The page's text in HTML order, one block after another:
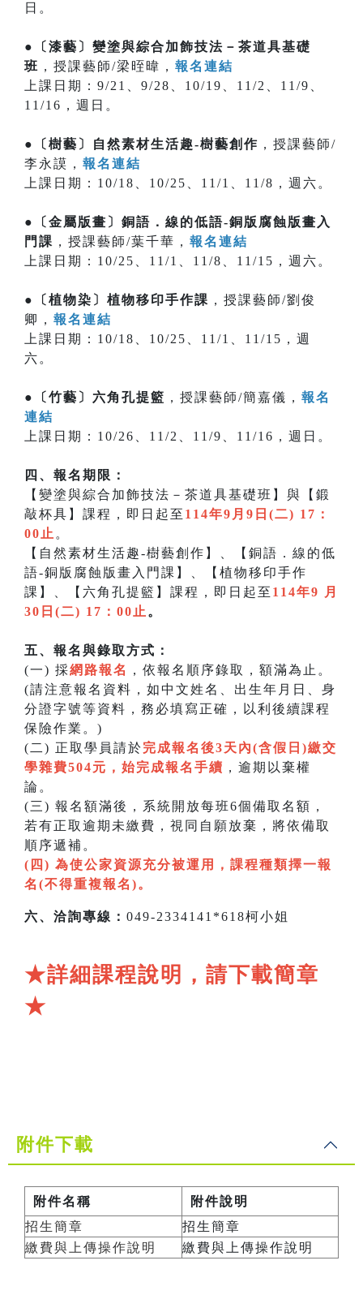
日。
●〔漆藝〕變塗與綜合加飾技法－茶道具基礎
班 ，授課藝師/梁晊暐， 報名連結
上課日期：9/21、9/28、10/19、11/2、11/9、
11/16，週日。
●〔樹藝〕自然素材生活趣-樹藝創作 ，授課藝師/
李永謨， 報名連結
上課日期：10/18、10/25、11/1、11/8，週六。
●〔金屬版畫〕銅語．線的低語-銅版腐蝕版畫入
門課 ，授課藝師/葉千華， 報名連結
上課日期：10/25、11/1、11/8、11/15，週六。
●〔植物染〕植物移印手作課 ，授課藝師/劉俊
卿， 報名連結
上課日期：10/18、10/25、11/1、11/15，週
六。
●〔竹藝〕六角孔提籃 ，授課藝師/簡嘉儀， 報名
連結
上課日期：10/26、11/2、11/9、11/16，週日。
四、報名期限：
【變塗與綜合加飾技法－茶道具基礎班】與【鍛
敲杯具】課程，即日起至 114年9月9日(二) 17：
00止 。
【自然素材生活趣-樹藝創作】、【銅語．線的低
語-銅版腐蝕版畫入門課】、【植物移印手作
課】、【六角孔提籃】課程，即日起至 114年9 月
30日(二) 17：00止 。
五、報名與錄取方式：
(一) 採網路報名
，依報名順序錄取，額滿為止。
(請注意報名資料，如中文姓名、出生年月日、身
分證字號等資料，務必填寫正確，以利後續課程
保險作業。)
(二) 正取學員請於完成報名後3天內(含假日)繳交
學雜費504元，始完成報名手續 ，逾期以棄權
論。
(三) 報名額滿後，系統開放每班6個備取名額，
若有正取逾期未繳費，視同自願放棄，將依備取
順序遞補。
(四) 為使公家資源充分被運用，課程種類擇一報
名(不得重複報名)。
六、洽詢專線： 049-2334141*618柯小姐
★詳細課程說明，請下載簡章
★
附件下載
附件名稱
附件說明
招生簡章
招生簡章
繳費與上傳操作說明
繳費與上傳操作說明